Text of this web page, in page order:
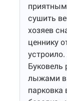
сушить
хозяев
ценнику
лыжами в
парковка